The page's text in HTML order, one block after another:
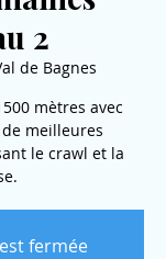
2
de Bagnes
mètres avec
meilleures
le crawl et la
fermée